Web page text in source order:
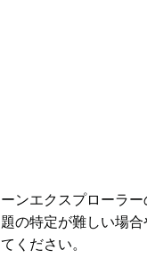
ンエクスプローラ
の特定が難しい場
ください。